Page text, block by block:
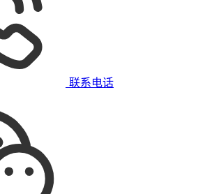
联系电话